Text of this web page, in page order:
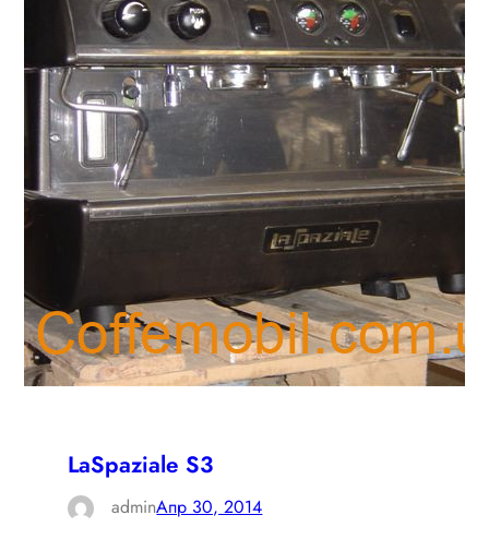
LaSpaziale S3
adminАпр 30, 2014